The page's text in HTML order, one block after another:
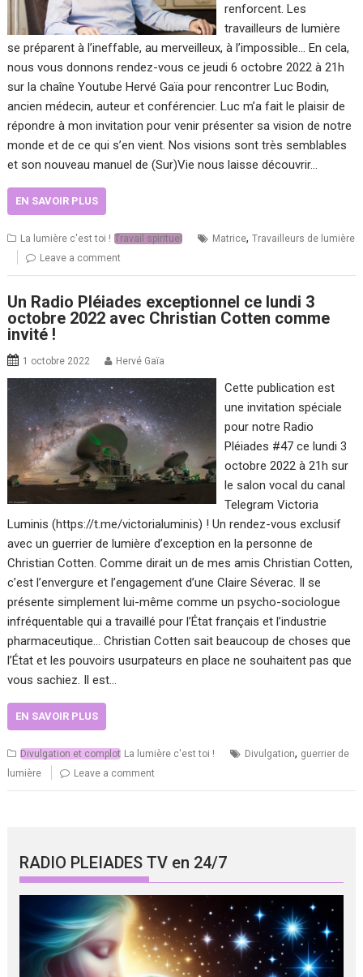
renforcent. Les
travailleurs de lumière
se préparent à l’ineffable, au merveilleux, à l’impossible… En cela,
nous vous donnons rendez-vous ce jeudi 6 octobre 2022 à 21h
sur la chaîne Youtube Hervé Gaïa pour rencontrer Luc Bodin,
ancien médecin, auteur et conférencier. Luc m’a fait le plaisir de
répondre à mon invitation pour venir présenter sa vision de notre
monde et de ce qui s’en vient. Nos visions sont très semblables
et son nouveau manuel de (Sur)Vie nous laisse découvrir…
EN SAVOIR PLUS
La lumière c'est toi ! Travail spirituel Matrice,Travailleurs de lumière
Leave a comment
Un Radio Pléiades exceptionnel ce lundi 3
octobre 2022 avec Christian Cotten comme
invité !
1 octobre 2022 Hervé Gaïa
Cette publication est
une invitation spéciale
pour notre Radio
Pléiades #47 ce lundi 3
octobre 2022 à 21h sur
le salon vocal du canal
Telegram Victoria
Luminis (https://t.me/victorialuminis) ! Un rendez-vous exclusif
avec un guerrier de lumière d’exception en la personne de
Christian Cotten. Comme dirait un de mes amis Christian Cotten,
c’est l’envergure et l’engagement d’une Claire Séverac. Il se
présente simplement lui-même comme un psycho-sociologue
infréquentable qui a travaillé pour l’État français et l’industrie
pharmaceutique… Christian Cotten sait beaucoup de choses que
l’État et les pouvoirs usurpateurs en place ne souhaitent pas que
vous sachiez. Il est…
EN SAVOIR PLUS
Divulgation et complot La lumière c'est toi ! Divulgation, guerrier de
lumière
Leave a comment
RADIO PLEIADES TV en 24/7